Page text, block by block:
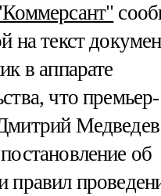
на текст
в аппарате
что премьер-
Медведев
об
правил